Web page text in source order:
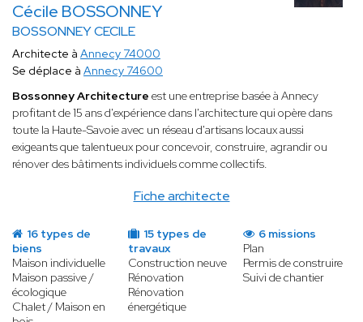
Cécile BOSSONNEY
BOSSONNEY CECILE
Fiche architecte
Architecte à Annecy 74000
Se déplace à Annecy 74600
Bossonney Architecture est une entreprise basée à Annecy
profitant de 15 ans d'expérience dans l'architecture qui opère dans
toute la Haute-Savoie avec un réseau d'artisans locaux aussi
exigeants que talentueux pour concevoir, construire, agrandir ou
rénover des bâtiments individuels comme collectifs.
16 types de
biens
Maison individuelle
Maison passive /
écologique
Chalet / Maison en
15 types de
travaux
Construction neuve
Rénovation
Rénovation
énergétique
6 missions
Plan
Permis de construire
Suivi de chantier